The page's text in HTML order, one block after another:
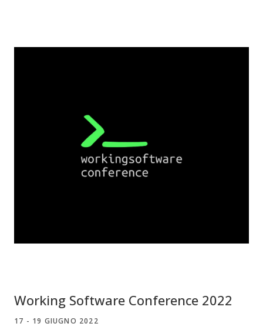
Working Software Conference 2022
17 - 19 GIUGNO 2022